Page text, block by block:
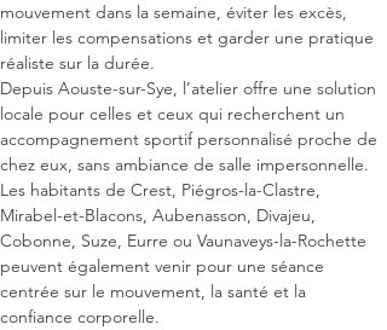
mouvement dans la semaine, éviter les excès,
limiter les compensations et garder une pratique
réaliste sur la durée.
Depuis Aouste-sur-Sye, l’atelier offre une solution
locale pour celles et ceux qui recherchent un
accompagnement sportif personnalisé proche de
chez eux, sans ambiance de salle impersonnelle.
Les habitants de Crest, Piégros-la-Clastre,
Mirabel-et-Blacons, Aubenasson, Divajeu,
Cobonne, Suze, Eurre ou Vaunaveys-la-Rochette
peuvent également venir pour une séance
centrée sur le mouvement, la santé et la
confiance corporelle.